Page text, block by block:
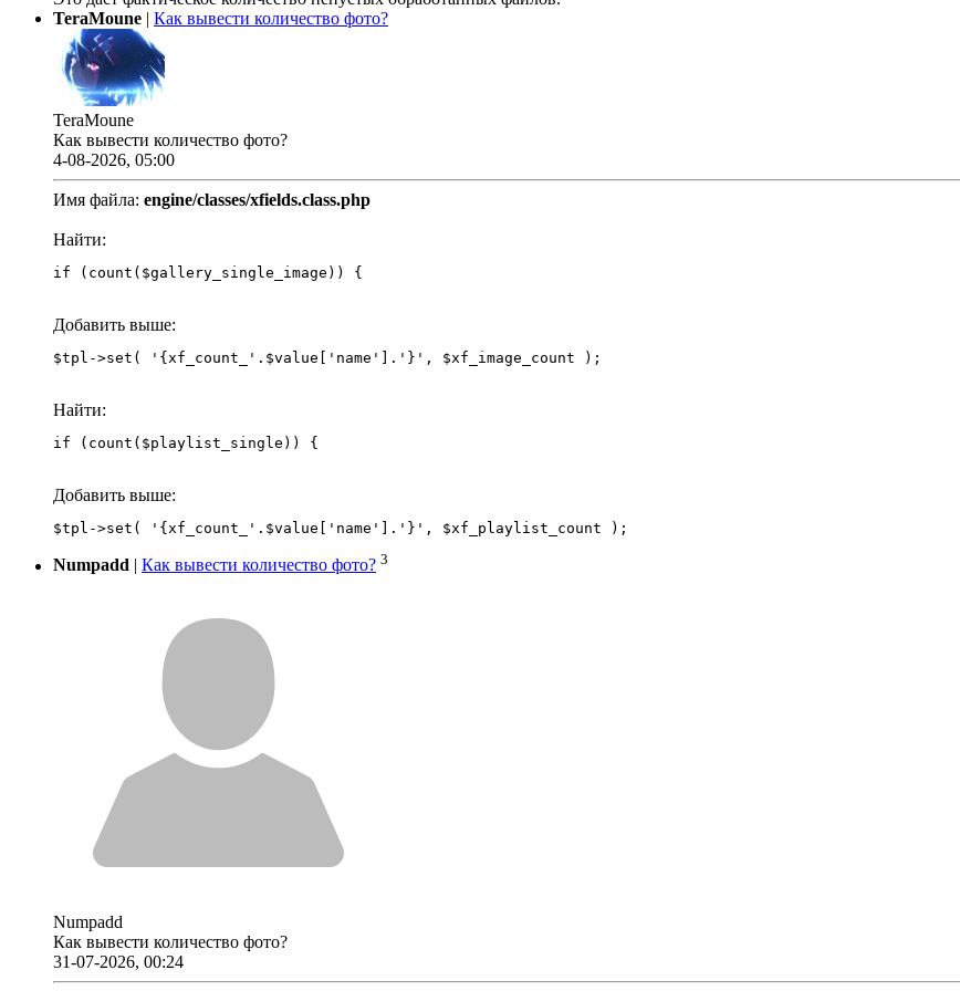
TeraMoune | Как вывести количество фото?
TeraMoune
Как вывести количество фото?
4-08-2026, 05:00
Имя файла: engine/classes/xfields.class.php
Найти:
if (count($gallery_single_image)) {
Добавить выше:
Найти:
if (count($playlist_single)) {
Добавить выше:
Numpadd Как вывести количество фото? 3
Numpadd
Как вывести количество фото?
31-07-2026, 00:24